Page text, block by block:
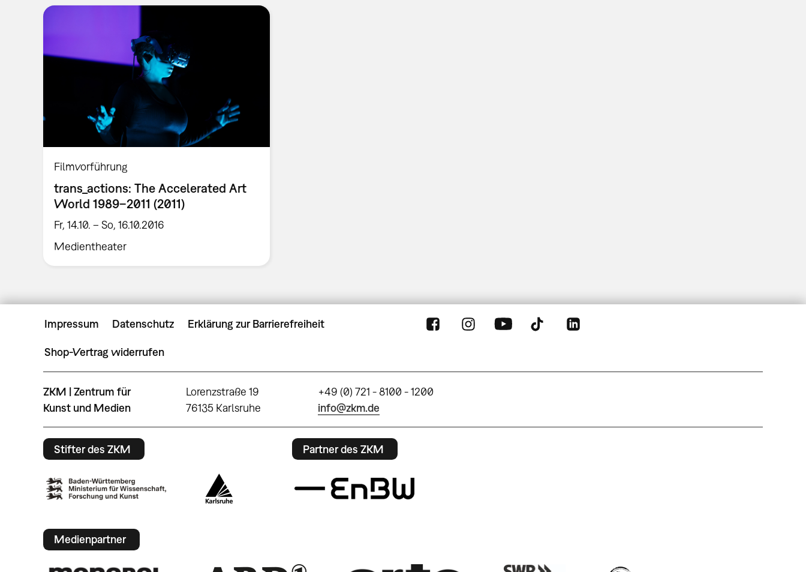
Filmvorführung
trans_actions: The Accelerated Art
World 1989–2011 (2011)
Fr, 14.10. – So, 16.10.2016
Medientheater
Impressum Datenschutz Erklärung zur Barrierefreiheit
Shop-Vertrag widerrufen
ZKM | Zentrum für
Kunst und Medien
Lorenzstraße 19
76135 Karlsruhe
+49 (0) 721 - 8100 - 1200
info@zkm.de
Stifter des ZKM Partner des ZKM
Medienpartner